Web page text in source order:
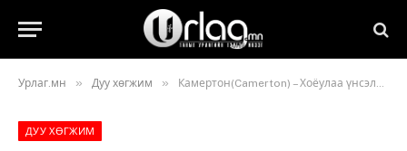
Урлаг.мн » Дуу хөгжим » Камертон(Camerton) – Хоёулаа үнсэлцэх үү
ДУУ ХӨГЖИМ